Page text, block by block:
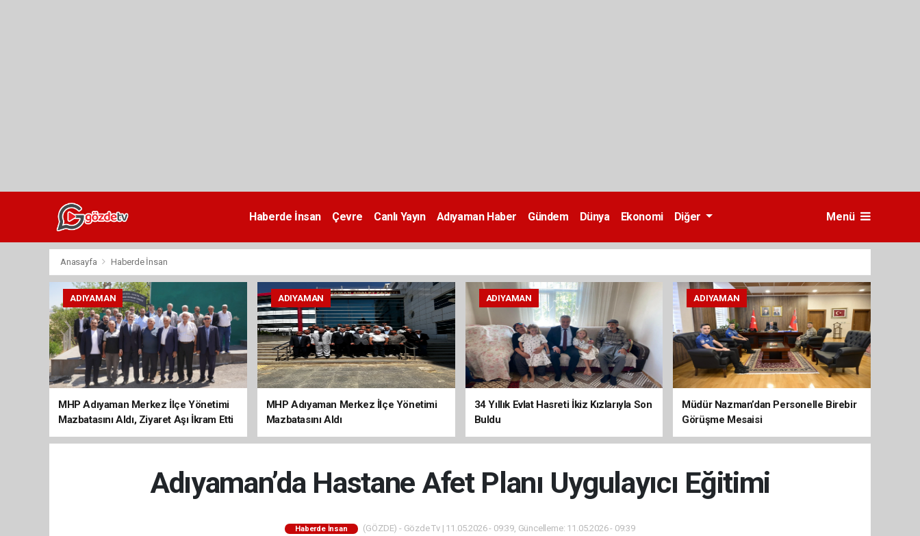
Haberde İnsan Çevre Canlı Yayın Adıyaman Haber Gündem Dünya Ekonomi Diğer Menü
Anasayfa Haberde İnsan
ADIYAMAN
MHP Adıyaman Merkez İlçe Yönetimi
Mazbatasını Aldı, Ziyaret Aşı İkram Etti
ADIYAMAN
MHP Adıyaman Merkez İlçe Yönetimi
Mazbatasını Aldı
ADIYAMAN
34 Yıllık Evlat Hasreti İkiz Kızlarıyla Son
Buldu
ADIYAMAN
Müdür Nazman’dan Personelle Birebir
Görüşme Mesaisi
Adıyaman’da Hastane Afet Planı Uygulayıcı Eğitimi
Haberde İnsan (GÖZDE) - Gözde Tv | 11.05.2026 - 09:39, Güncelleme: 11.05.2026 - 09:39